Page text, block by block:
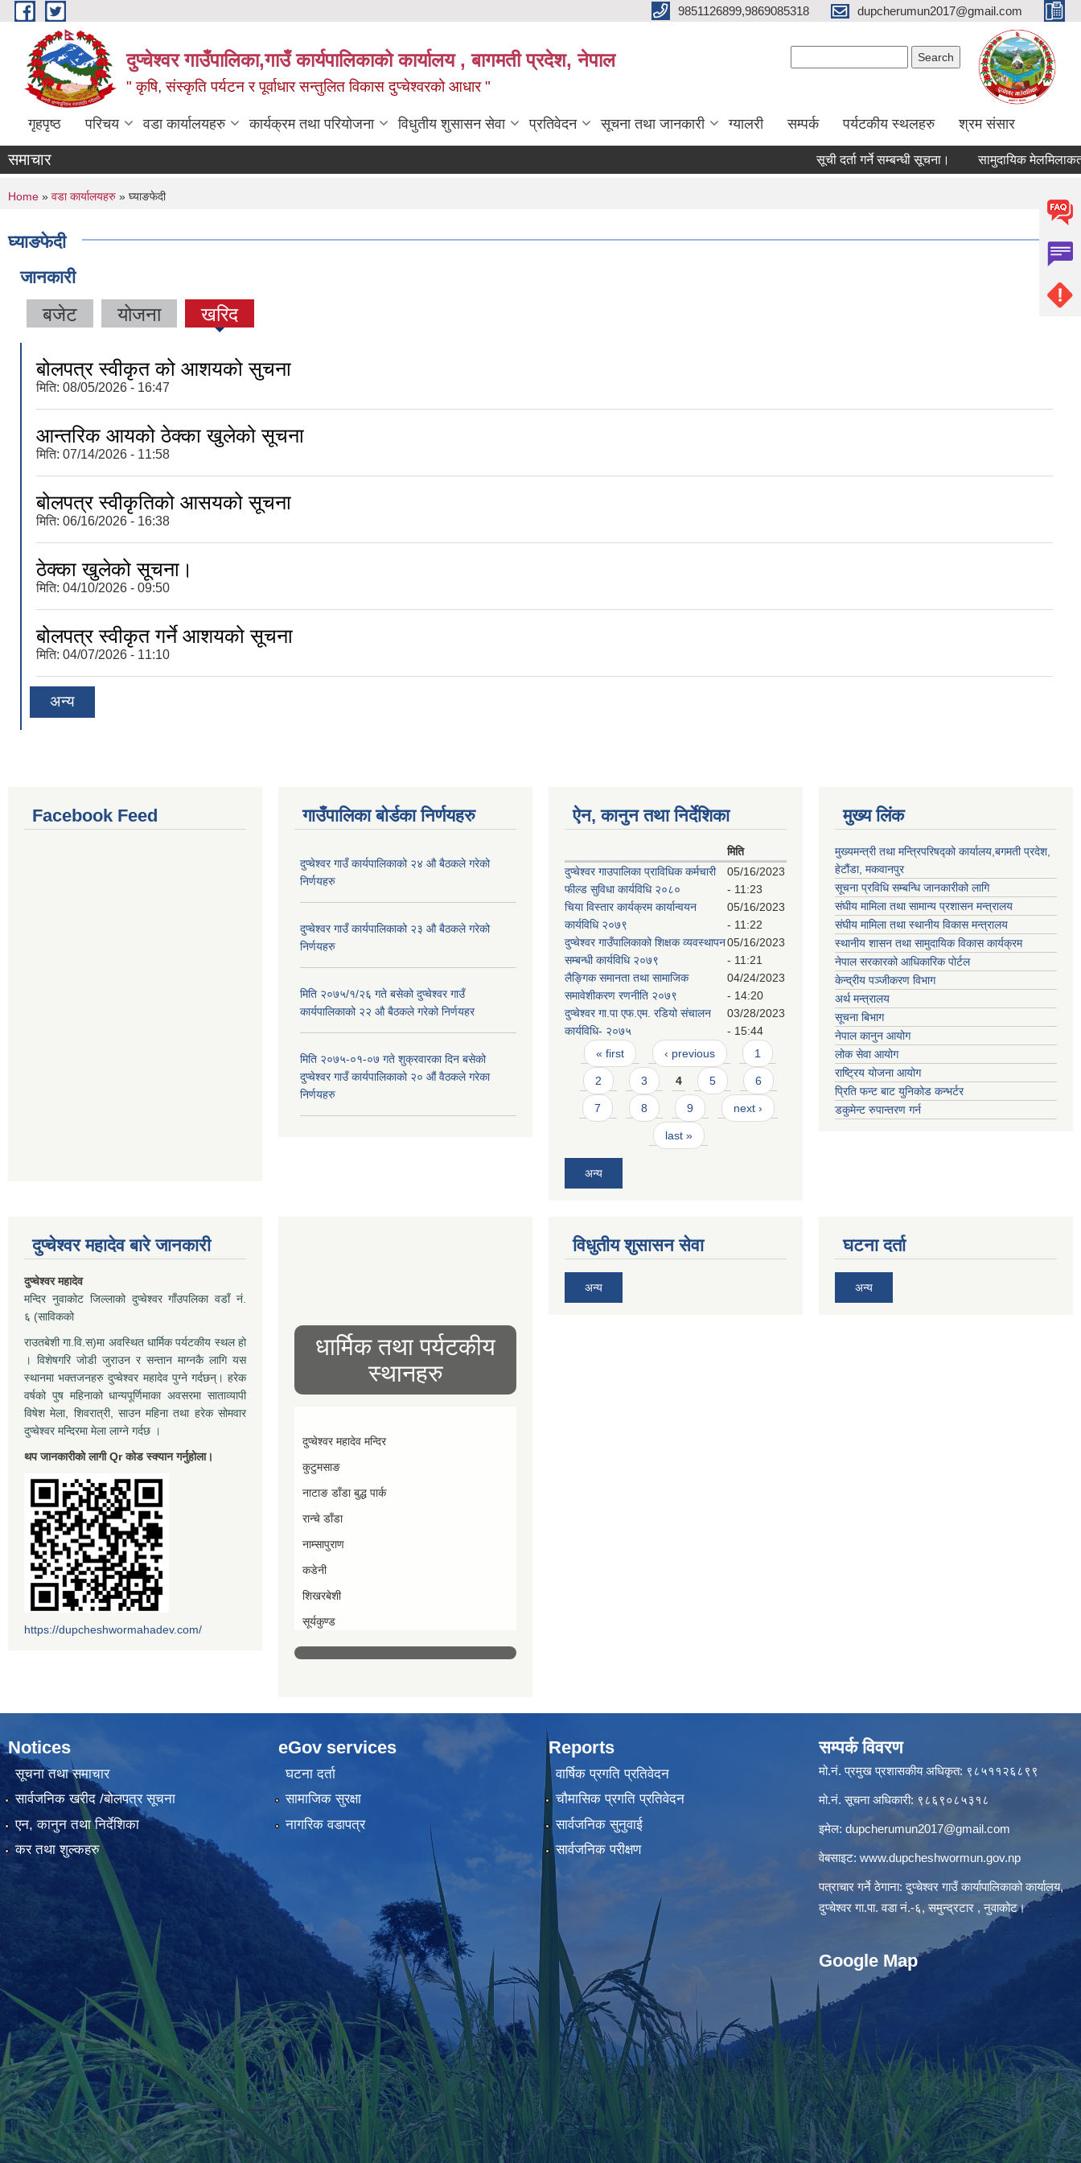
Skip to main content 9851126899,9869085318 dupcherumun2017@gmail.com
दुप्चेश्वर गाउँपालिका,गाउँ कार्यपालिकाको कार्यालय , बागमती प्रदेश, नेपाल
" कृषि, संस्कृति पर्यटन र पूर्वाधार सन्तुलित विकास दुप्चेश्वरको आधार "
गृहपृष्ठ परिचय वडा कार्यालयहरु कार्यक्रम तथा परियोजना विधुतीय शुसासन सेवा प्रतिवेदन सूचना तथा जानकारी ग्यालरी सम्पर्क पर्यटकीय स्थलहरु श्रम संसार
समाचार सूची दर्ता गर्ने सम्बन्धी सूचना। सामुदायिक मेलमिलाकर्ताको
You are here
Home » वडा कार्यालयहरु » घ्याङफेदी
घ्याङफेदी
जानकारी
बजेट योजना खरिद
बोलपत्र स्वीकृत को आशयको सुचना
मिति: 08/05/2026 - 16:47
आन्तरिक आयको ठेक्का खुलेको सूचना
मिति: 07/14/2026 - 11:58
बोलपत्र स्वीकृतिको आसयको सूचना
मिति: 06/16/2026 - 16:38
ठेक्का खुलेको सूचना।
मिति: 04/10/2026 - 09:50
बोलपत्र स्वीकृत गर्ने आशयको सूचना
मिति: 04/07/2026 - 11:10
अन्य
Facebook Feed गाउँपालिका बोर्डका निर्णयहरु
दुप्चेश्वर गाउँ कार्यपालिकाको २४ औ बैठकले गरेको
निर्णयहरु
दुप्चेश्वर गाउँ कार्यपालिकाको २३ औ बैठकले गरेको
निर्णयहरु
मिति २०७५/१/२६ गते बसेको दुप्चेश्वर गाउँ
कार्यपालिकाको २२ औ बैठकले गरेको निर्णयहर
मिति २०७५-०१-०७ गते शुक्रवारका दिन बसेको
दुप्चेश्वर गाउँ कार्यपालिकाको २० औं वैठकले गरेका
निर्णयहरु
ऐन, कानुन तथा निर्देशिका
मिति
दुप्चेश्वर गाउपालिका प्राविधिक कर्मचारी
फील्ड सुविधा कार्यविधि २०८०
05/16/2023
- 11:23
चिया विस्तार कार्यक्रम कार्यान्वयन
कार्यविधि २०७९
05/16/2023
- 11:22
दुप्चेश्वर गाउँपालिकाको शिक्षक व्यवस्थापन
सम्बन्धी कार्यविधि २०७९
05/16/2023
- 11:21
लैङ्गिक समानता तथा सामाजिक
समावेशीकरण रणनीति २०७९
04/24/2023
- 14:20
दुप्चेश्वर गा.पा एफ.एम. रडियो संचालन
कार्यविधि- २०७५
03/28/2023
- 15:44
Pages
« first ‹ previous 1
2 3 4 5 6
7 8 9 next ›
last »
अन्य
मुख्य लिंक
मुख्यमन्त्री तथा मन्त्रिपरिषद्को कार्यालय,बगमती प्रदेश,
हेटौंडा, मकवानपुर
सूचना प्रविधि सम्बन्धि जानकारीको लागि
संघीय मामिला तथा सामान्य प्रशासन मन्त्रालय
संघीय मामिला तथा स्थानीय विकास मन्त्रालय
स्थानीय शासन तथा सामुदायिक विकास कार्यक्रम
नेपाल सरकारको आधिकारिक पोर्टल
केन्द्रीय पञ्जीकरण विभाग
अर्थ मन्त्रालय
सूचना बिभाग
नेपाल कानुन आयोग
लोक सेवा आयोग
राष्ट्रिय योजना आयोग
प्रिति फन्ट बाट युनिकोड कन्भर्टर
डकुमेन्ट रुपान्तरण गर्न
दुप्चेश्वर महादेव बारे जानकारी
दुप्चेश्वर महादेव
मन्दिर नुवाकोट जिल्लाको दुप्चेश्वर गाँउपलिका वडाँ नं.
६ (साविकको
राउतबेशी गा.वि.स)मा अवस्थित धार्मिक पर्यटकीय स्थल हो
। विशेषगरि जोडी जुराउन र सन्तान माग्नकै लागि यस
स्थानमा भक्तजनहरु दुप्चेश्वर महादेव पुग्ने गर्दछन्। हरेक
वर्षको पुष महिनाको धान्यपूर्णिमाका अवसरमा साताव्यापी
विषेश मेला, शिवरात्री, साउन महिना तथा हरेक सोमवार
दुप्चेश्वर मन्दिरमा मेला लाग्ने गर्दछ ।
थप जानकारीको लागी Qr कोड स्क्यान गर्नुहोला।
https://dupcheshwormahadev.com/
धार्मिक तथा पर्यटकीय
स्थानहरु
दुप्चेश्वर महादेव मन्दिर
कुटुमसाङ
नाटाङ डाँडा बुद्ध पार्क
रान्चे डाँडा
नाम्सापुराण
कडेनी
शिखरबेशी
सूर्यकुण्ड
विधुतीय शुसासन सेवा
अन्य
घटना दर्ता
अन्य
Notices
सूचना तथा समाचार
सार्वजनिक खरीद /बोलपत्र सूचना
एन, कानुन तथा निर्देशिका
कर तथा शुल्कहरु
eGov services
घटना दर्ता
सामाजिक सुरक्षा
नागरिक वडापत्र
Reports
वार्षिक प्रगति प्रतिवेदन
चौमासिक प्रगति प्रतिवेदन
सार्वजनिक सुनुवाई
सार्वजनिक परीक्षण
सम्पर्क विवरण
मो.नं. प्रमुख प्रशासकीय अधिकृत: ९८५११२६८९९
मो.नं. सूचना अधिकारी: ९८६९०८५३१८
इमेल: dupcherumun2017@gmail.com
वेबसाइट: www.dupcheshwormun.gov.np
पत्राचार गर्ने ठेगाना: दुप्चेश्वर गाउँ कार्यापालिकाको कार्यालय,
दुप्चेश्वर गा.पा. वडा नं.-६, समुन्द्रटार , नुवाकोट।
Google Map